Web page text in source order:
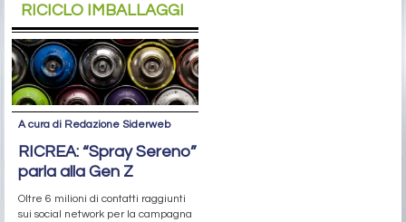
RICICLO IMBALLAGGI
A cura di Redazione Siderweb
RICREA: “Spray Sereno”
parla alla Gen Z
Oltre 6 milioni di contatti raggiunti
sui social network per la campagna